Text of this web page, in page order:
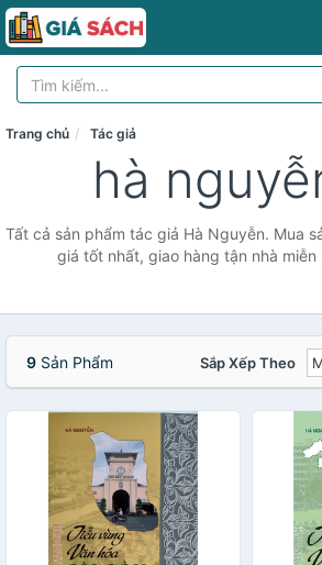
Trang chủ Tác giả
hà
Tất cả sản phẩm tác giả Hà Nguyễn. Mua
giá tốt nhất, giao hàng tận nhà miễn
9 Sản Phẩm Sắp Xếp Theo